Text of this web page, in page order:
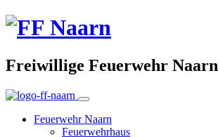
Freiwillige Feuerwehr Naarn
Feuerwehr Naarn
Feuerwehrhaus